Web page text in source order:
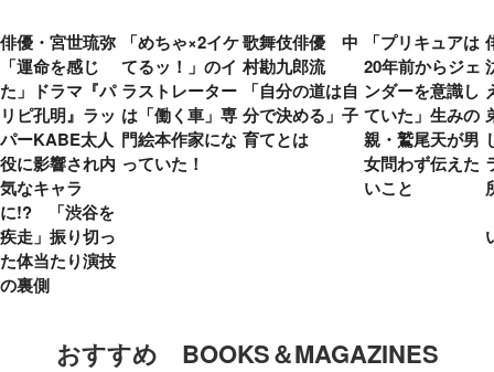
俳優・宮世琉弥
「運命を感じ
た」ドラマ『パ
リピ孔明』ラッ
パーKABE太人
役に影響され内
気なキャラ
に!? 「渋谷を
疾走」振り切っ
た体当たり演技
の裏側
「めちゃ×2イケ
てるッ！」のイ
ラストレーター
は「働く車」専
門絵本作家にな
っていた！
歌舞伎俳優 中
村勘九郎流
「自分の道は自
分で決める」子
育てとは
「プリキュアは
20年前からジェ
ンダーを意識し
ていた」生みの
親・鷲尾天が男
女問わず伝えた
いこと
おすすめ BOOKS＆MAGAZINES